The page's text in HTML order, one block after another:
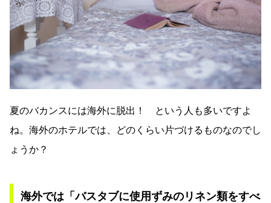
夏のバカンスには海外に脱出！ という人も多いですよ
ね。海外のホテルでは、どのくらい片づけるものなのでし
ょうか？
海外では「バスタブに使用ずみのリネン類をすべ